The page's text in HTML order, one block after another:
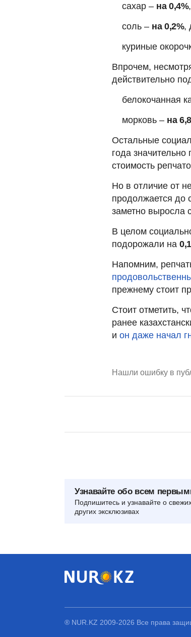
сахар – на 0,4%
соль – на 0,2%,
куриные
Впрочем,
действительно
белокочанная
морковь – на
Остальные
года
стоимость
Но в отличие от
продолжается до
заметно выросла
В целом
подорожали на
Напомним,
прежнему стоит
Стоит отметить,
ранее
и он даже начал
Нашли ошибку в
Узнавайте обо всем
Подпишитесь и узнавайте о
других эксклюзивах
® NUR.KZ 2009-2026 Все права